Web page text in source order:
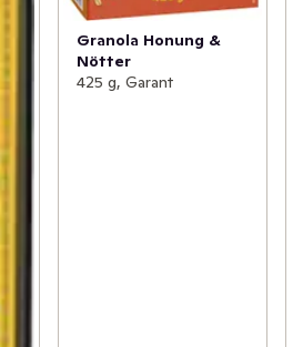
Granola Honung &
Nötter
425 g, Garant